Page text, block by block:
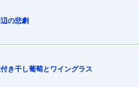
の悲劇
き干し葡萄とワイングラス